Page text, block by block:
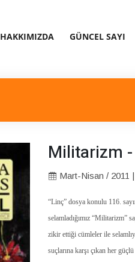
HAKKIMIZDA GÜNCEL SAYI
Militarizm
Mart-Nisan / 2011 |
“Linç” dosya konulu 116.
selamladığımız “Militarizm”
zikir ettiği cümleler ile
suçlarına karşı çıkan her